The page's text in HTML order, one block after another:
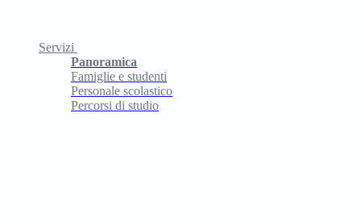
Servizi
Panoramica
Famiglie e studenti
Personale scolastico
Percorsi di studio